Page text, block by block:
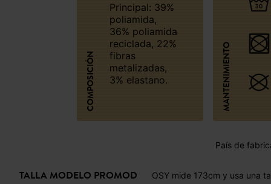
COMPOSICIÓN
Principal: 39%
poliamida,
36% poliamida
reciclada, 22%
fibras
metalizadas,
3% elastano.
MANTENIMIENTO
País de
TALLA MODELO PROMOD OSY mide 173cm y usa una